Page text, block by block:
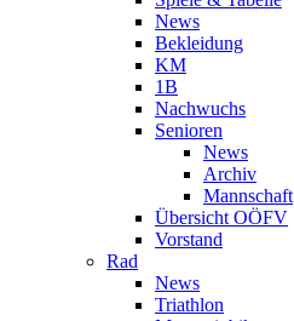
News
Bekleidung
KM
1B
Nachwuchs
Senioren
News
Archiv
Mannschaft
Übersicht OÖFV
Vorstand
Rad
News
Triathlon